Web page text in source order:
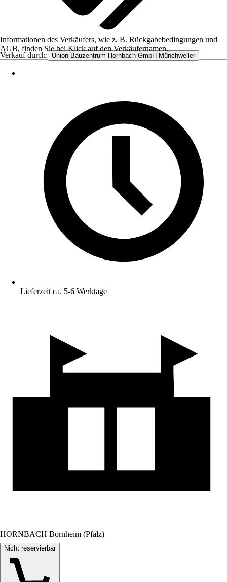
Verkauf durch: Union Bauzentrum Hornbach GmbH Münchweiler
Informationen des Verkäufers, wie z. B. Rückgabebedingungen und
AGB, finden Sie bei Klick auf den Verkäufernamen.
Lieferzeit ca. 5-6 Werktage
HORNBACH Bornheim (Pfalz)
Nicht reservierbar